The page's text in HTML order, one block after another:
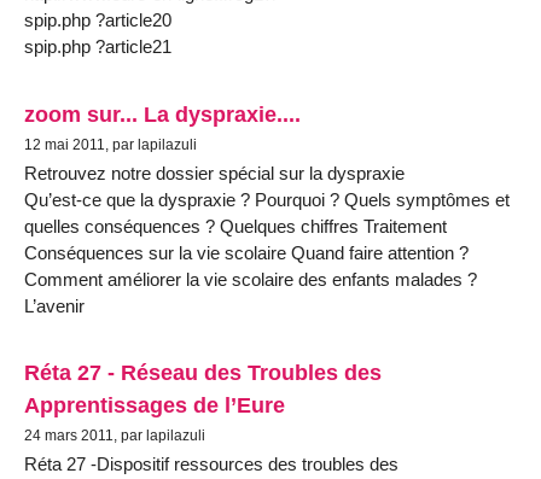
spip.php ?article20
spip.php ?article21
zoom sur... La dyspraxie....
12 mai 2011, par lapilazuli
Retrouvez notre dossier spécial sur la dyspraxie
Qu’est-ce que la dyspraxie ? Pourquoi ? Quels symptômes et
quelles conséquences ? Quelques chiffres Traitement
Conséquences sur la vie scolaire Quand faire attention ?
Comment améliorer la vie scolaire des enfants malades ?
L’avenir
Réta 27 - Réseau des Troubles des
Apprentissages de l’Eure
24 mars 2011, par lapilazuli
Réta 27 -Dispositif ressources des troubles des